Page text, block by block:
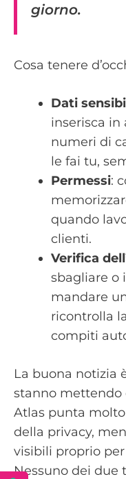
giorno.
Cosa tenere
Dati
inserisca in
numeri di
le fai tu,
Permessi:
quando
clienti.
Verifica
sbagliare o
mandare
ricontrolla
compiti
La buona notizia
stanno mettendo
Atlas punta
della privacy,
visibili proprio
Nessuno dei due